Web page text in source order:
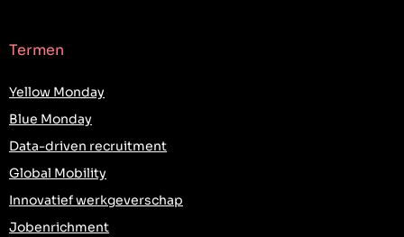
Termen
Yellow Monday
Blue Monday
Data-driven recruitment
Global Mobility
Innovatief werkgeverschap
Jobenrichment